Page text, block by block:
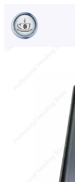
Sari
conținut